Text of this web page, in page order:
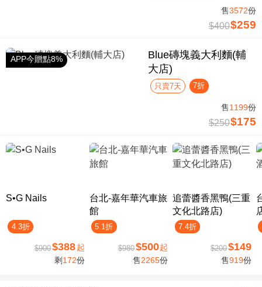
售3572份
$400$259
APP今贈點8%
Blue磚塊義大利麵(輔
大店)
只賣7天 7折
售1199份
$250$175
S•G Nails
4.3折
$900$388 起
剩 172份
台北-嘉年華汽車旅
館
5.1折
$980$500起
售2265份
追蕾醬香黑鴨(三重
文化北路店)
7.4折
$200$149
售919份